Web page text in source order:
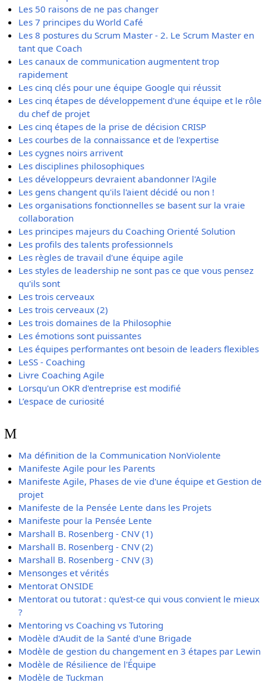
Les 50 raisons de ne pas changer
Les 7 principes du World Café
Les 8 postures du Scrum Master - 2. Le Scrum Master en
tant que Coach
Les canaux de communication augmentent trop
rapidement
Les cinq clés pour une équipe Google qui réussit
Les cinq étapes de développement d'une équipe et le rôle
du chef de projet
Les cinq étapes de la prise de décision CRISP
Les courbes de la connaissance et de l'expertise
Les cygnes noirs arrivent
Les disciplines philosophiques
Les développeurs devraient abandonner l'Agile
Les gens changent qu'ils l'aient décidé ou non !
Les organisations fonctionnelles se basent sur la vraie
collaboration
Les principes majeurs du Coaching Orienté Solution
Les profils des talents professionnels
Les règles de travail d'une équipe agile
Les styles de leadership ne sont pas ce que vous pensez
qu'ils sont
Les trois cerveaux
Les trois cerveaux (2)
Les trois domaines de la Philosophie
Les émotions sont puissantes
Les équipes performantes ont besoin de leaders flexibles
LeSS - Coaching
Livre Coaching Agile
Lorsqu'un OKR d'entreprise est modifié
L’espace de curiosité
M
Ma définition de la Communication NonViolente
Manifeste Agile pour les Parents
Manifeste Agile, Phases de vie d'une équipe et Gestion de
projet
Manifeste de la Pensée Lente dans les Projets
Manifeste pour la Pensée Lente
Marshall B. Rosenberg - CNV (1)
Marshall B. Rosenberg - CNV (2)
Marshall B. Rosenberg - CNV (3)
Mensonges et vérités
Mentorat ONSIDE
Mentorat ou tutorat : qu'est-ce qui vous convient le mieux
?
Mentoring vs Coaching vs Tutoring
Modèle d'Audit de la Santé d'une Brigade
Modèle de gestion du changement en 3 étapes par Lewin
Modèle de Résilience de l'Équipe
Modèle de Tuckman